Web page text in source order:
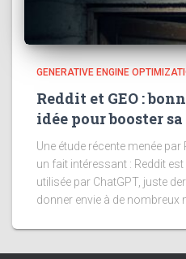
GENERATIVE ENGINE
Reddit et GEO :
idée pour booster
Une étude récente menée
un fait intéressant : Reddit
utilisée par ChatGPT, juste
donner envie à de nombreux